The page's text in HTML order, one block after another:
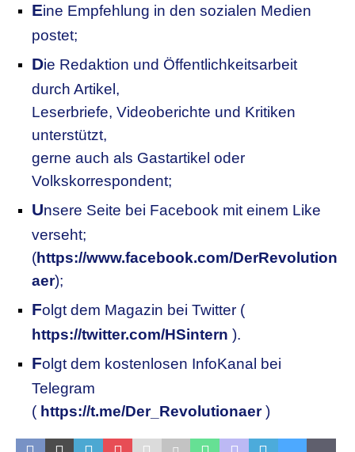
Eine Empfehlung in den sozialen Medien
postet;
Die Redaktion und Öffentlichkeitsarbeit
durch Artikel,
Leserbriefe, Videoberichte und Kritiken
unterstützt,
gerne auch als Gastartikel oder
Volkskorrespondent;
Unsere Seite bei Facebook mit einem Like
verseht;
(https://www.facebook.com/DerRevolution
aer);
Folgt dem Magazin bei Twitter (
https://twitter.com/HSintern ).
Folgt dem kostenlosen InfoKanal bei
Telegram
( https://t.me/Der_Revolutionaer)